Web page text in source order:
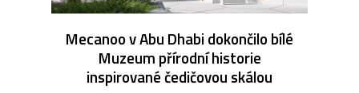
Mecanoo v Abu Dhabi dokončilo bílé
Muzeum přírodní historie
inspirované čedičovou skálou